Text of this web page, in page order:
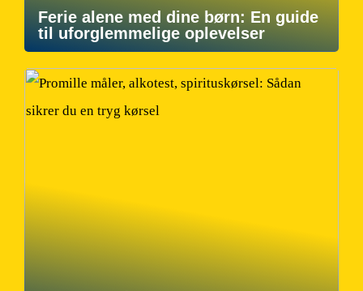
Ferie alene med dine børn: En guide
til uforglemmelige oplevelser